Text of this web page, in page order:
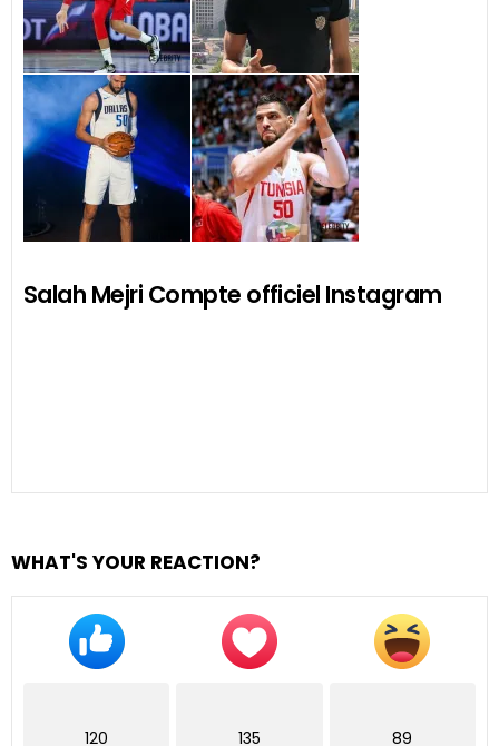
Salah Mejri Compte officiel Instagram
WHAT'S YOUR REACTION?
120 135 89